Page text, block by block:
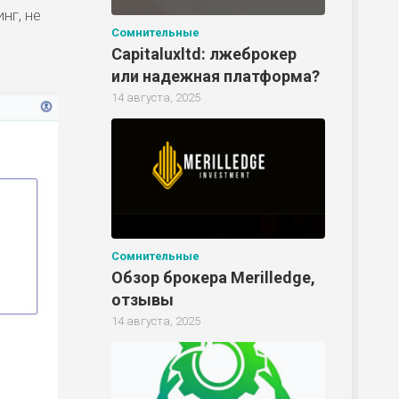
не
Сомнительные
Capitaluxltd: лжеброкер
или надежная платформа?
14 августа, 2025
Сомнительные
Обзор брокера Merilledge,
отзывы
14 августа, 2025